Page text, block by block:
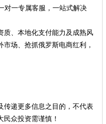
对一专属客服，一站式解决
质、本地化支付能力及成熟风
场、抢抓俄罗斯电商红利，
传递更多信息之目的，不代表
众投资需谨慎！